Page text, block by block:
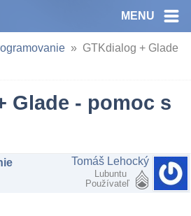
MENU
GTKdialog + Glade
Glade - pomoc s
Tomáš Lehocký
Lubuntu
Používateľ